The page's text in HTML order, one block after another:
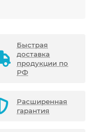
Быстрая
доставка
продукции по
РФ
Расширенная
гарантия